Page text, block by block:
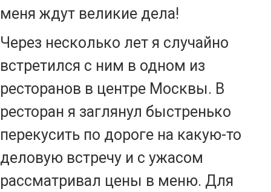
меня ждут великие дела!
Через несколько лет я случайно
встретился с ним в одном из
ресторанов в центре Москвы. В
ресторан я заглянул быстренько
перекусить по дороге на какую-то
деловую встречу и с ужасом
рассматривал цены в меню. Для